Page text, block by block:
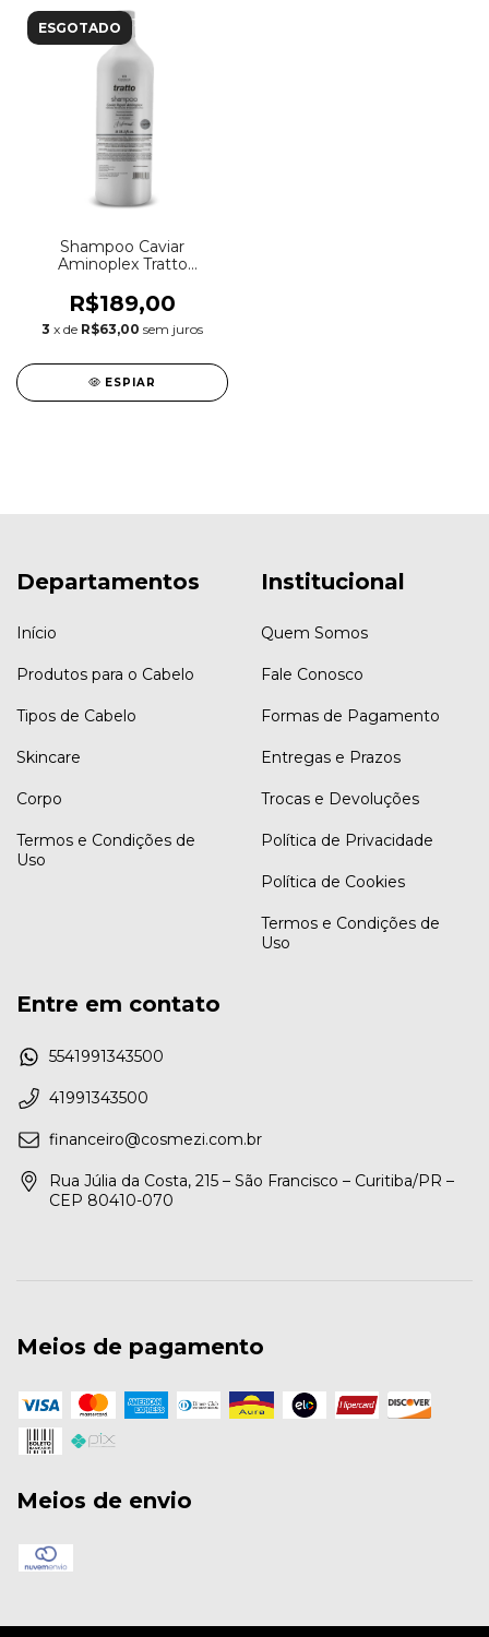
ESGOTADO
Shampoo Caviar
Aminoplex Tratto
Sensibilizados Profissional
R$189,00
3 x de R$63,00 sem juros
ESPIAR
Departamentos
Início
Produtos para o Cabelo
Tipos de Cabelo
Skincare
Corpo
Termos e Condições de
Uso
Institucional
Quem Somos
Fale Conosco
Formas de Pagamento
Entregas e Prazos
Trocas e Devoluções
Política de Privacidade
Política de Cookies
Termos e Condições de
Uso
Entre em contato
5541991343500
41991343500
financeiro@cosmezi.com.br
Rua Júlia da Costa, 215 – São Francisco – Curitiba/PR –
CEP 80410-070
Meios de pagamento
Meios de envio